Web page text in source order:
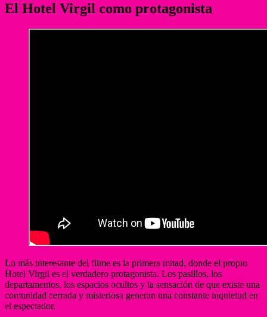
El Hotel Virgil como protagonista
Lo más interesante del filme es la primera mitad, donde el propio
Hotel Virgil es el verdadero protagonista. Los pasillos, los
departamentos, los espacios ocultos y la sensación de que existe una
comunidad cerrada y misteriosa generan una constante inquietud en
el espectador.